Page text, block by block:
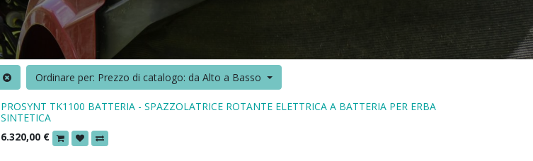
Ordinare per: Prezzo di catalogo: da Alto a Basso
PROSYNT TK1100 BATTERIA - SPAZZOLATRICE ROTANTE ELETTRICA A BATTERIA PER ERBA
SINTETICA
6.320,00 €